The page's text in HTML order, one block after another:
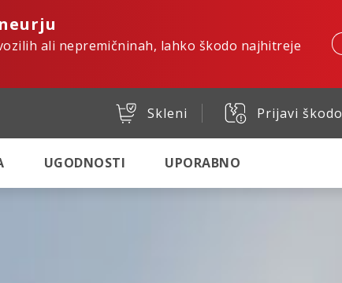
ali nepremičninah, lahko škodo najhitreje
Skleni Prijavi škodo
UGODNOSTI UPORABNO